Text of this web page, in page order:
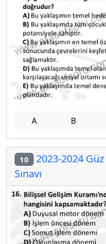
A B
10 2023-2024
Sınavı